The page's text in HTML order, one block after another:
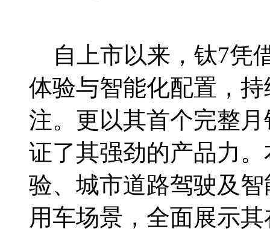
自上市以来，钛7凭
体验与智能化配置，
注。更以其首个完整
证了其强劲的产品力
验、城市道路驾驶及
用车场景，全面展示